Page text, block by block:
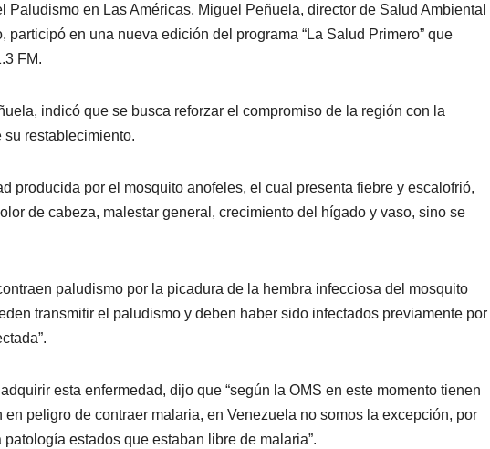
Paludismo en Las Américas, Miguel Peñuela, director de Salud Ambiental
en una nueva edición del programa “La Salud Primero” que
FM.
indicó que se busca reforzar el compromiso de la región con la
restablecimiento.
producida por el mosquito anofeles, el cual presenta fiebre y escalofrió,
de cabeza, malestar general, crecimiento del hígado y vaso, sino se
paludismo por la picadura de la hembra infecciosa del mosquito
transmitir el paludismo y deben haber sido infectados previamente por
esta enfermedad, dijo que “según la OMS en este momento tienen
peligro de contraer malaria, en Venezuela no somos la excepción, por
estados que estaban libre de malaria”.